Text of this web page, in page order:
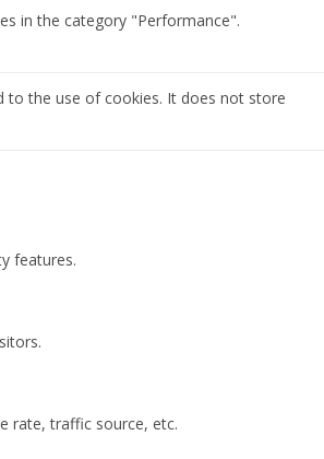
in the category "Performance".
to the use of cookies. It does not store
features.
rate, traffic source, etc.